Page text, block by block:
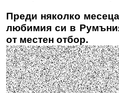
Преди няколко
любимия си в
от местен отбор.